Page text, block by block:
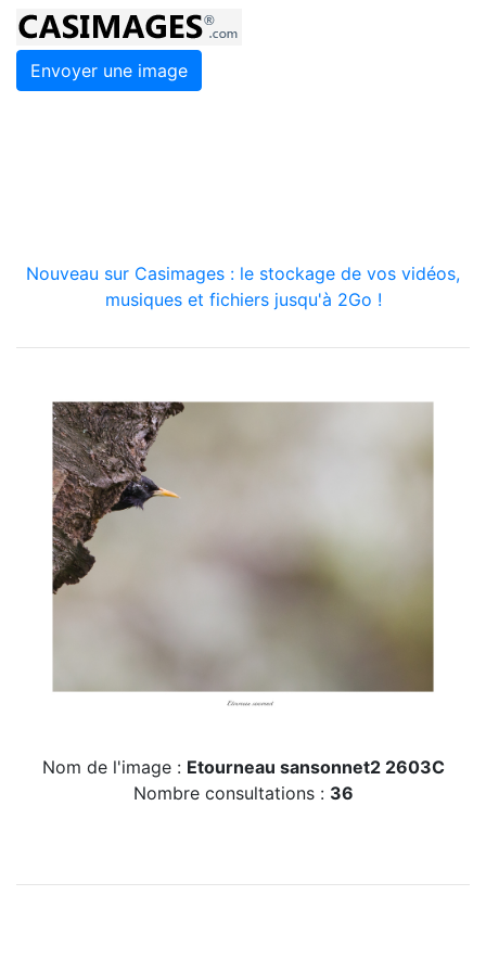
Envoyer une image
Nouveau sur Casimages : le stockage de vos vidéos,
musiques et fichiers jusqu'à 2Go !
Nom de l'image : Etourneau sansonnet2 2603C
Nombre consultations : 36